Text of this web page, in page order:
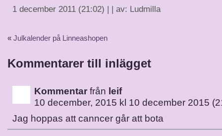
1 december 2011 (21:02) | | av: Ludmilla
« Julkalender på Linneashopen
Kommentarer till inlägget
Kommentar från leif
10 december, 2015 kl 10 december 2015
Jag hoppas att canncer går att bota